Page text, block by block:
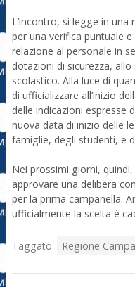
L’incontro, si legge in una
per una verifica puntuale
relazione al personale in
dotazioni di sicurezza,
scolastico. Alla luce di
di ufficializzare all’inizio
delle indicazioni espresse
nuova data di inizio delle
famiglie, degli studenti, e
Nei prossimi giorni,
approvare una delibera
per la prima campanella.
ufficialmente la scelta è
Taggato Regione